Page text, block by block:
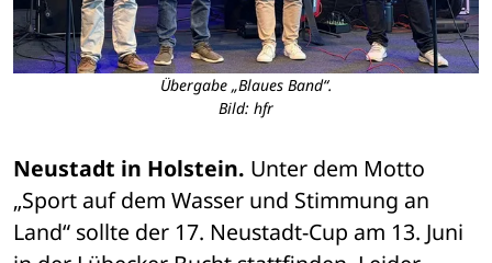
Übergabe „Blaues Band“.
Bild: hfr
Neustadt in Holstein. Unter dem Motto
„Sport auf dem Wasser und Stimmung an
Land“ sollte der 17. Neustadt-Cup am 13. Juni